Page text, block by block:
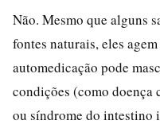
Não. Mesmo que alguns
fontes naturais, eles
automedicação pode
condições (como doença
ou síndrome do intestino